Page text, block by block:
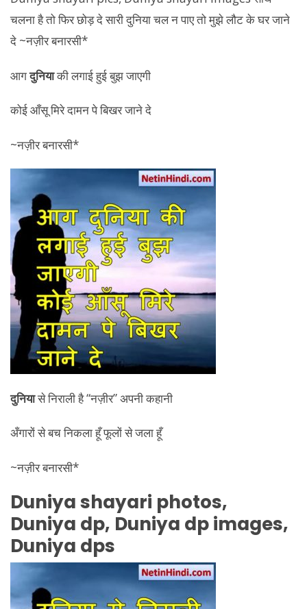
आगदुनियाकी लगाई हुई बुझ जाएगी
कोई आँसू मिरे दामन पे बिखर जाने दे
~नज़ीर बनारसी*
दुनियासे निराली है “नज़ीर” अपनी कहानी
अँगारों से बच निकला हूँ फूलों से जला हूँ
~नज़ीर बनारसी*
Duniyashayari photos,
Duniya dp, Duniya dp images,
Duniya dps